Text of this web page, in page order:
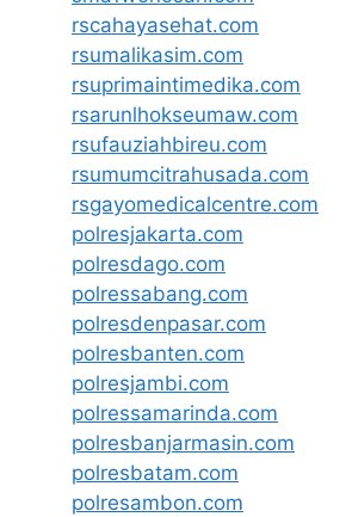
rscahayasehat.com
rsumalikasim.com
rsuprimaintimedika.com
rsarunlhokseumaw.com
rsufauziahbireu.com
rsumumcitrahusada.com
rsgayomedicalcentre.com
polresjakarta.com
polresdago.com
polressabang.com
polresdenpasar.com
polresbanten.com
polresjambi.com
polressamarinda.com
polresbanjarmasin.com
polresbatam.com
polresambon.com